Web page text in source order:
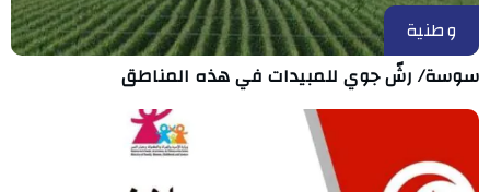
وطنية
سوسة/ رشّ جوي للمبيدات في هذه المناطق